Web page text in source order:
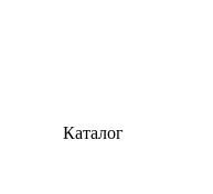
Каталог